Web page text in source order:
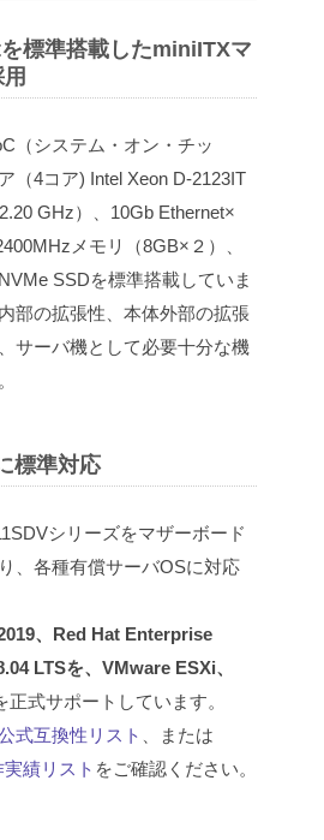
標準搭載したminiITXマ
（システム・オン・チッ
（4コア) Intel Xeon D-2123IT
GHz）、10Gb Ethernet×
メモリ（8GB×２）、
SSDを標準搭載していま
部の拡張性、本体外部の拡張
サーバ機として必要十分な機
標準対応
シリーズをマザーボード
、各種有償サーバOSに対応
、Red Hat Enterprise
LTSを、VMware ESXi、
正式サポートしています。
式互換性リスト
、または
績リスト をご確認ください。